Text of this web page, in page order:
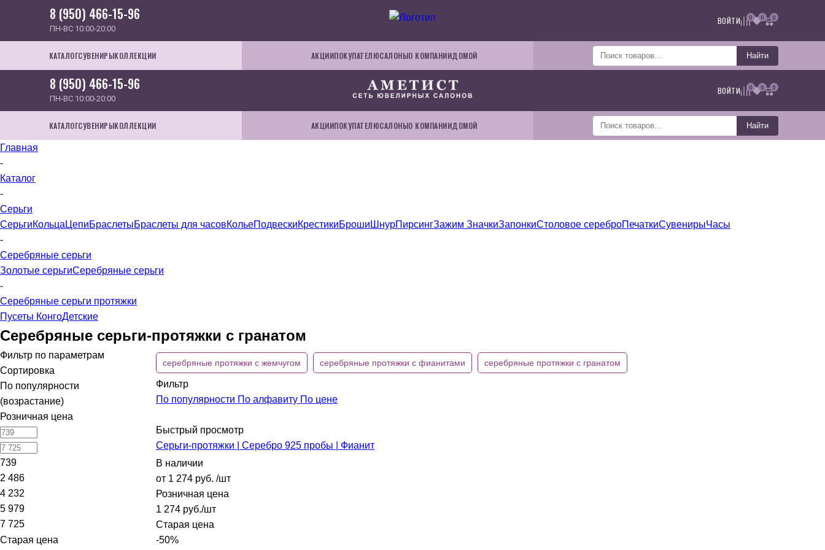
8 (950) 466-15-96
ПН-ВС 10:00-20:00
ВОЙТИ 0 0 0
КАТАЛОГСУВЕНИРЫКОЛЛЕКЦИИ АКЦИИПОКУПАТЕЛЮСАЛОНЫО КОМПАНИИДОМОЙ Найти
8 (950) 466-15-96
ПН-ВС 10:00-20:00
ВОЙТИ 0 0 0
КАТАЛОГСУВЕНИРЫКОЛЛЕКЦИИ АКЦИИПОКУПАТЕЛЮСАЛОНЫО КОМПАНИИДОМОЙ Найти
Главная
-
Каталог
-
Серьги
СерьгиКольца ЦепиБраслетыБраслеты для часовКольеПодвескиКрестикиБроши ШнурПирсингЗажим ЗначкиЗапонкиСтоловое сереброПечаткиСувенирыЧасы
-
Серебряные серьги
Золотые серьгиСеребряные серьги
-
Серебряные серьги протяжки
Пусеты КонгоДетские
Серебряные серьги-протяжки с гранатом
серебряные протяжки с жемчугом серебряные протяжки с фианитами серебряные протяжки с гранатом
Фильтр
По популярности По алфавиту По цене
Быстрый просмотр
Серьги-протяжки | Серебро 925 пробы | Фианит
В наличии
от 1 274 руб. /шт
Розничная цена
1 274 руб./шт
Старая цена
-50%
Фильтр по параметрам
Сортировка
По популярности
(возрастание)
Розничная цена
739
2 486
4 232
5 979
7 725
Старая цена